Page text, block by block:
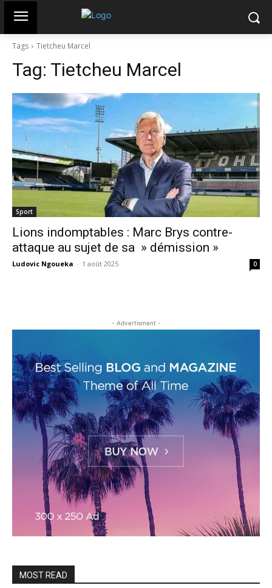
Tags Tietcheu Marcel
Tag: Tietcheu Marcel
Sport
Lions indomptables : Marc Brys contre-
attaque au sujet de sa » démission »
Ludovic Ngoueka - 1 août 2025 0
- Advertisment -
MOST READ